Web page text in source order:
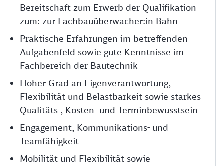
Bereitschaft zum Erwerb der Qualifikation
zum: zur Fachbauüberwacher:in Bahn
Praktische Erfahrungen im betreffenden
Aufgabenfeld sowie gute Kenntnisse im
Fachbereich der Bautechnik
Hoher Grad an Eigenverantwortung,
Flexibilität und Belastbarkeit sowie starkes
Qualitäts-, Kosten- und Terminbewusstsein
Engagement, Kommunikations- und
Teamfähigkeit
Mobilität und Flexibilität sowie